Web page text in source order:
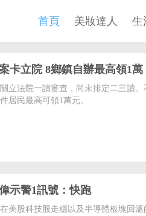
首頁 美妝達人 生
卡立院 8鄉鎮自辦最高領1萬
立法院一讀審查，尚未排定二三讀
居民最高可領1萬元。
示警1訊號：快跑
美股科技股走穩以及半導體板塊回